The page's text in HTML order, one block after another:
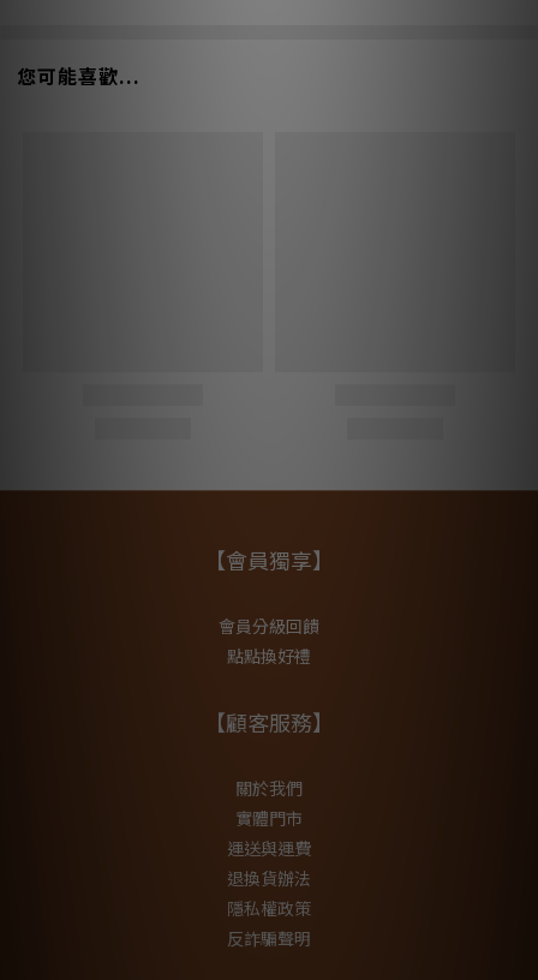
您可能喜歡...
【會員獨享】
會員分級回饋
點點換好禮
【顧客服務】
關於我們
實體門市
運送與運費
退換貨辦法
隱私權政策
反詐騙聲明